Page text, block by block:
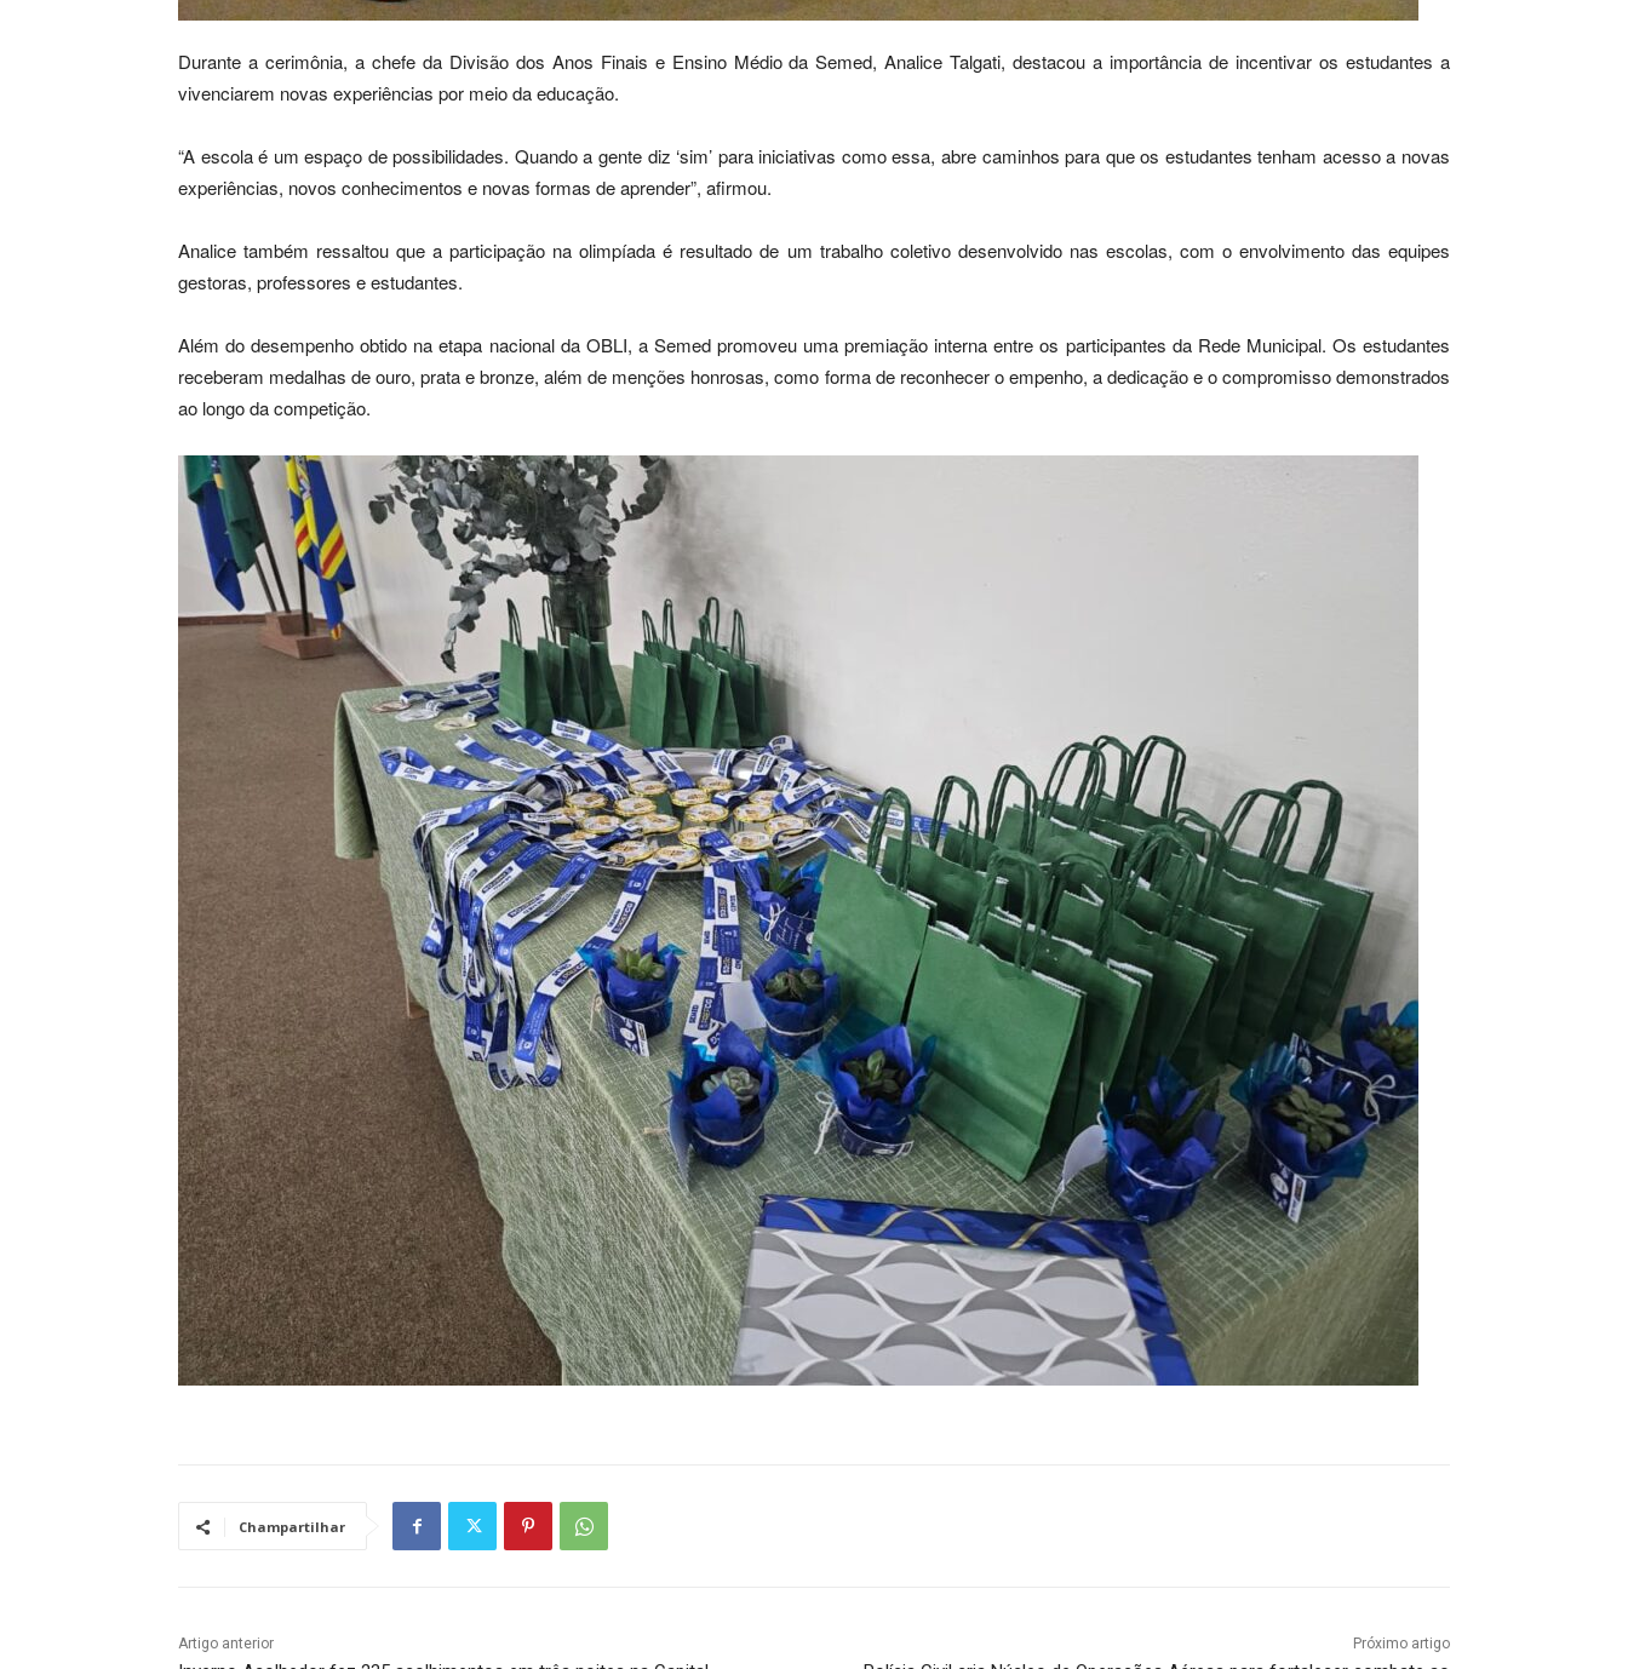
Durante a cerimônia, a chefe da Divisão dos Anos Finais e Ensino Médio da Semed, Analice Talgati, destacou a importância de incentivar os estudantes a
vivenciarem novas experiências por meio da educação.
“A escola é um espaço de possibilidades. Quando a gente diz ‘sim’ para iniciativas como essa, abre caminhos para que os estudantes tenham acesso a novas
experiências, novos conhecimentos e novas formas de aprender”, afirmou.
Analice também ressaltou que a participação na olimpíada é resultado de um trabalho coletivo desenvolvido nas escolas, com o envolvimento das equipes
gestoras, professores e estudantes.
Além do desempenho obtido na etapa nacional da OBLI, a Semed promoveu uma premiação interna entre os participantes da Rede Municipal. Os estudantes
receberam medalhas de ouro, prata e bronze, além de menções honrosas, como forma de reconhecer o empenho, a dedicação e o compromisso demonstrados
ao longo da competição.
Champartilhar
Artigo anterior Próximo artigo